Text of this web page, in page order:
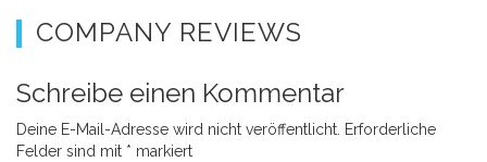
COMPANY REVIEWS
Schreibe einen Kommentar
Deine E-Mail-Adresse wird nicht veröffentlicht. Erforderliche
Felder sind mit * markiert